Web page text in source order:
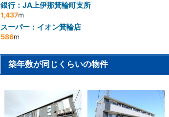
銀行：JA上伊那箕輪町支所
1,437m
スーパー：イオン箕輪店
586m
築年数が同じくらいの物件